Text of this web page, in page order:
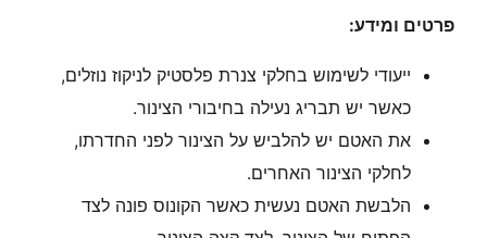
פרטים ומידע:
ייעודי לשימוש בחלקי צנרת פלסטיק לניקוז נוזלים,
כאשר יש תבריג נעילה בחיבורי הצינור.
את האטם יש להלביש על הצינור לפני החדרתו,
לחלקי הצינור האחרים.
הלבשת האטם נעשית כאשר הקונוס פונה לצד